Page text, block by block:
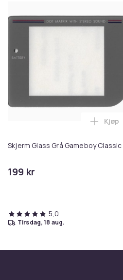
Skjerm Glass Grå Gameboy Classic
199 kr
Kjøp
5,0
tirsdag, 18 aug.